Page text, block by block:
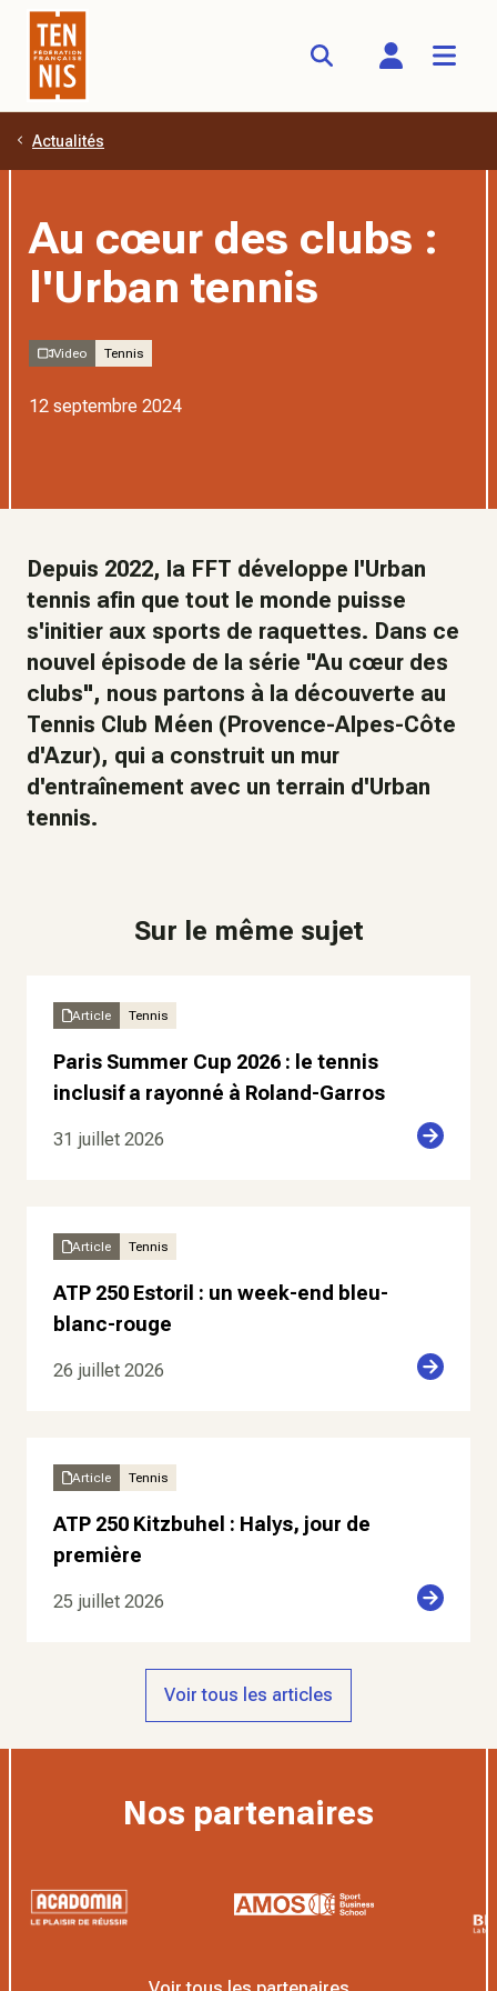
Aller au contenu principal
Actualités
Au cœur des clubs :
l'Urban tennis
Video Tennis
12 septembre 2024
Depuis 2022, la FFT développe l'Urban
tennis afin que tout le monde puisse
s'initier aux sports de raquettes. Dans ce
nouvel épisode de la série "Au cœur des
clubs", nous partons à la découverte au
Tennis Club Méen (Provence-Alpes-Côte
d'Azur), qui a construit un mur
d'entraînement avec un terrain d'Urban
tennis.
Sur le même sujet
Article Tennis
Paris Summer Cup 2026 : le tennis
inclusif a rayonné à Roland-Garros
31 juillet 2026
Article Tennis
ATP 250 Estoril : un week-end bleu-
blanc-rouge
26 juillet 2026
Article Tennis
ATP 250 Kitzbuhel : Halys, jour de
première
25 juillet 2026
Voir tous les articles
Nos partenaires